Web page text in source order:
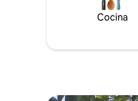
Cocina